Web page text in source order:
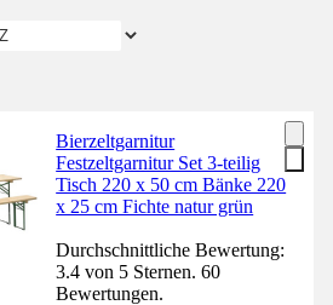
Bierzeltgarnitur
Festzeltgarnitur Set 3-teilig
Tisch 220 x 50 cm Bänke 220
x 25 cm Fichte natur grün
Durchschnittliche Bewertung:
3.4 von 5 Sternen. 60
Bewertungen.